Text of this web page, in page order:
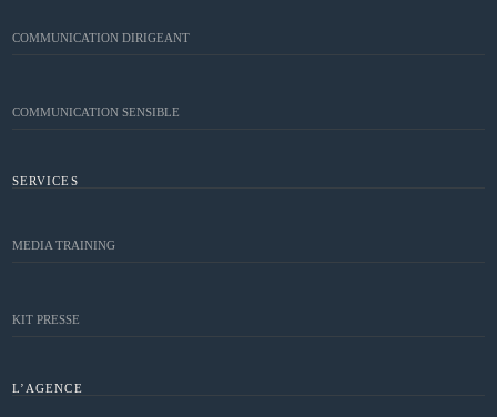
COMMUNICATION DIRIGEANT
COMMUNICATION SENSIBLE
SERVICES
MEDIA TRAINING
KIT PRESSE
L’AGENCE